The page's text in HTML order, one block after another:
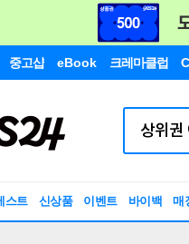
중고샵 eBook 크레마클럽
스트 신상품 이벤트 바이백 매